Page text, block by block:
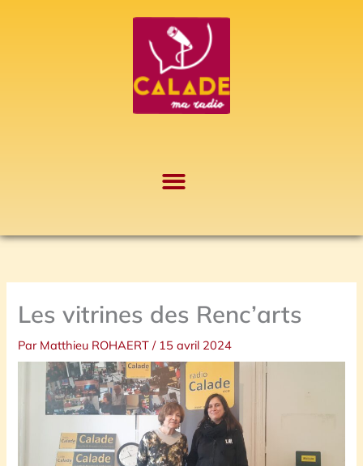
Les vitrines des Renc’arts
Par Matthieu ROHAERT/ 15 avril 2024